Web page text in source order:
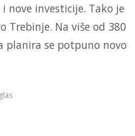
nove investicije. Tako je
Trebinje. Na više od 380
planira se potpuno novo